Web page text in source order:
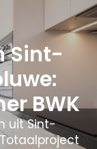
Sint-
BWK
uit Sint-